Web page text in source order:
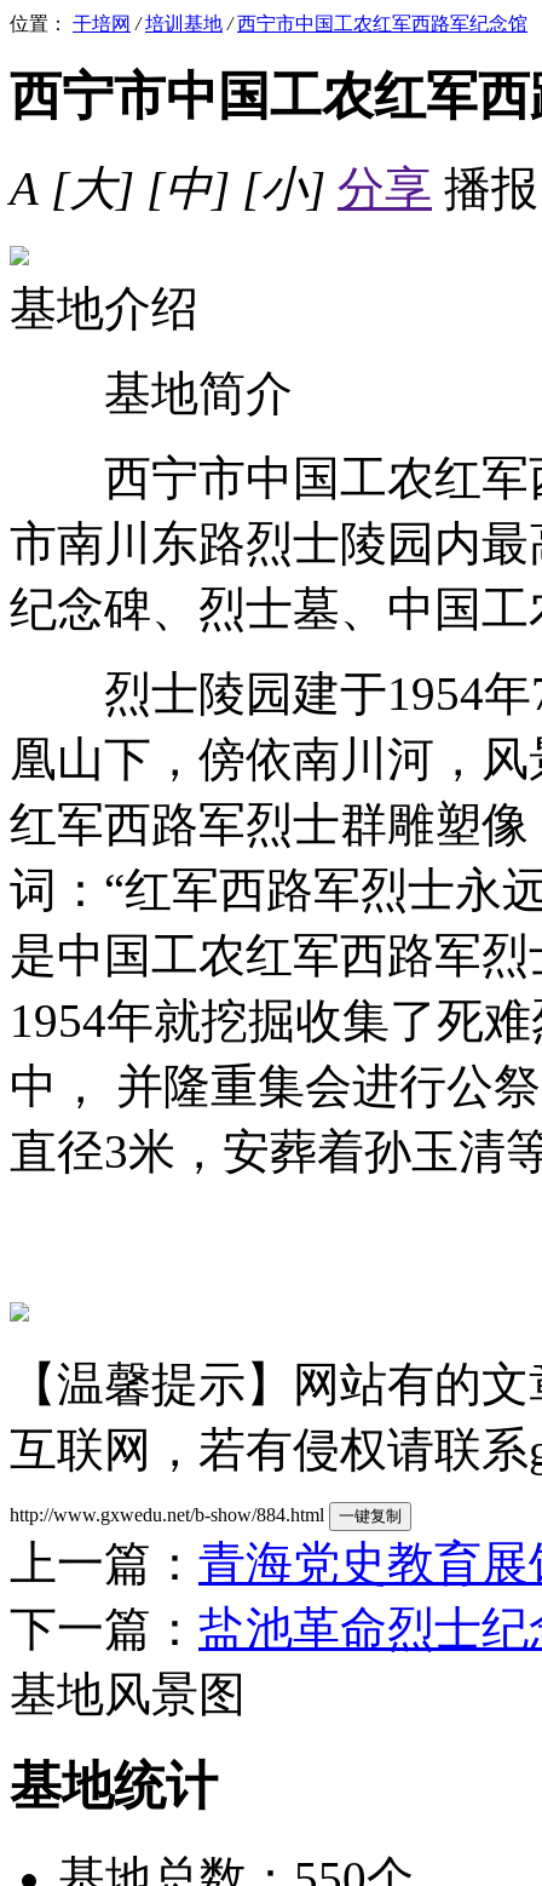
位置： 干培网 / 培训基地 / 西宁市中国工农红军西路军纪念馆
西宁市中国工农红军
A [大] [中] [小] 分享 播报
基地介绍
基地简介
西宁市中国工农红军
市南川东路烈士陵园内
纪念碑、烈士墓、中国
烈士陵园建于1954年
凰山下，傍依南川河，
红军西路军烈士群雕塑
词：“红军西路军烈士永
是中国工农红军西路军
1954年就挖掘收集了死
中， 并隆重集会进行公
直径3米，安葬着孙玉清
【温馨提示】网站有的
互联网，若有侵权请联系
http://www.gxwedu.net/b-show/884.html 一键复制
上一篇： 青海党史教育展
下一篇： 盐池革命烈士纪
基地风景图
基地统计